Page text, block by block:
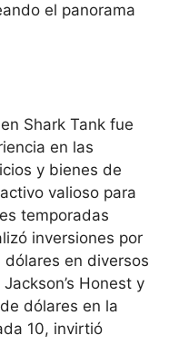
el panorama
Shark Tank fue
en las
y bienes de
valioso para
temporadas
inversiones por
en diversos
Honest y
dólares en la
10, invirtió